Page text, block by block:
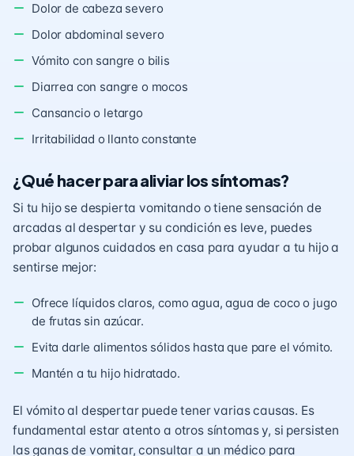
Dolor de cabeza severo
Dolor abdominal severo
Vómito con sangre o bilis
Diarrea con sangre o mocos
Cansancio o letargo
Irritabilidad o llanto constante
¿Qué hacer para aliviar los síntomas?
Si tu hijo se despierta vomitando o tiene sensación de
arcadas al despertar y su condición es leve, puedes
probar algunos cuidados en casa para ayudar a tu hijo a
sentirse mejor:
Ofrece líquidos claros, como agua, agua de coco o jugo
de frutas sin azúcar.
Evita darle alimentos sólidos hasta que pare el vómito.
Mantén a tu hijo hidratado.
El vómito al despertar puede tener varias causas. Es
fundamental estar atento a otros síntomas y, si persisten
las ganas de vomitar, consultar a un médico para